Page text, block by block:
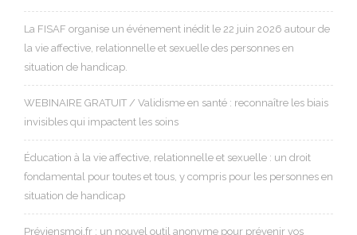
La FISAF organise un événement inédit le 22 juin 2026 autour de
la vie affective, relationnelle et sexuelle des personnes en
situation de handicap.
WEBINAIRE GRATUIT / Validisme en santé : reconnaître les biais
invisibles qui impactent les soins
Éducation à la vie affective, relationnelle et sexuelle : un droit
fondamental pour toutes et tous, y compris pour les personnes en
situation de handicap
Préviensmoi.fr : un nouvel outil anonyme pour prévenir vos